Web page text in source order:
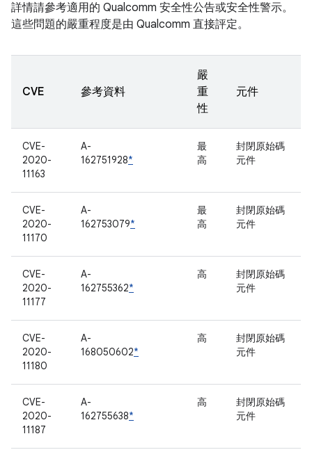
詳情請參考適用的 Qualcomm 安全性公告或安全性警示。
這些問題的嚴重程度是由 Qualcomm 直接評定。
CVE 參考資料
嚴
重
性
元件
CVE-
2020-
11163
A-
162751928*
最
高
封閉原始碼
元件
CVE-
2020-
11170
A-
162753079*
最
高
封閉原始碼
元件
CVE-
2020-
11177
A-
162755362*
高
封閉原始碼
元件
CVE-
2020-
11180
A-
168050602*
高
封閉原始碼
元件
CVE-
2020-
11187
A-
162755638*
高
封閉原始碼
元件